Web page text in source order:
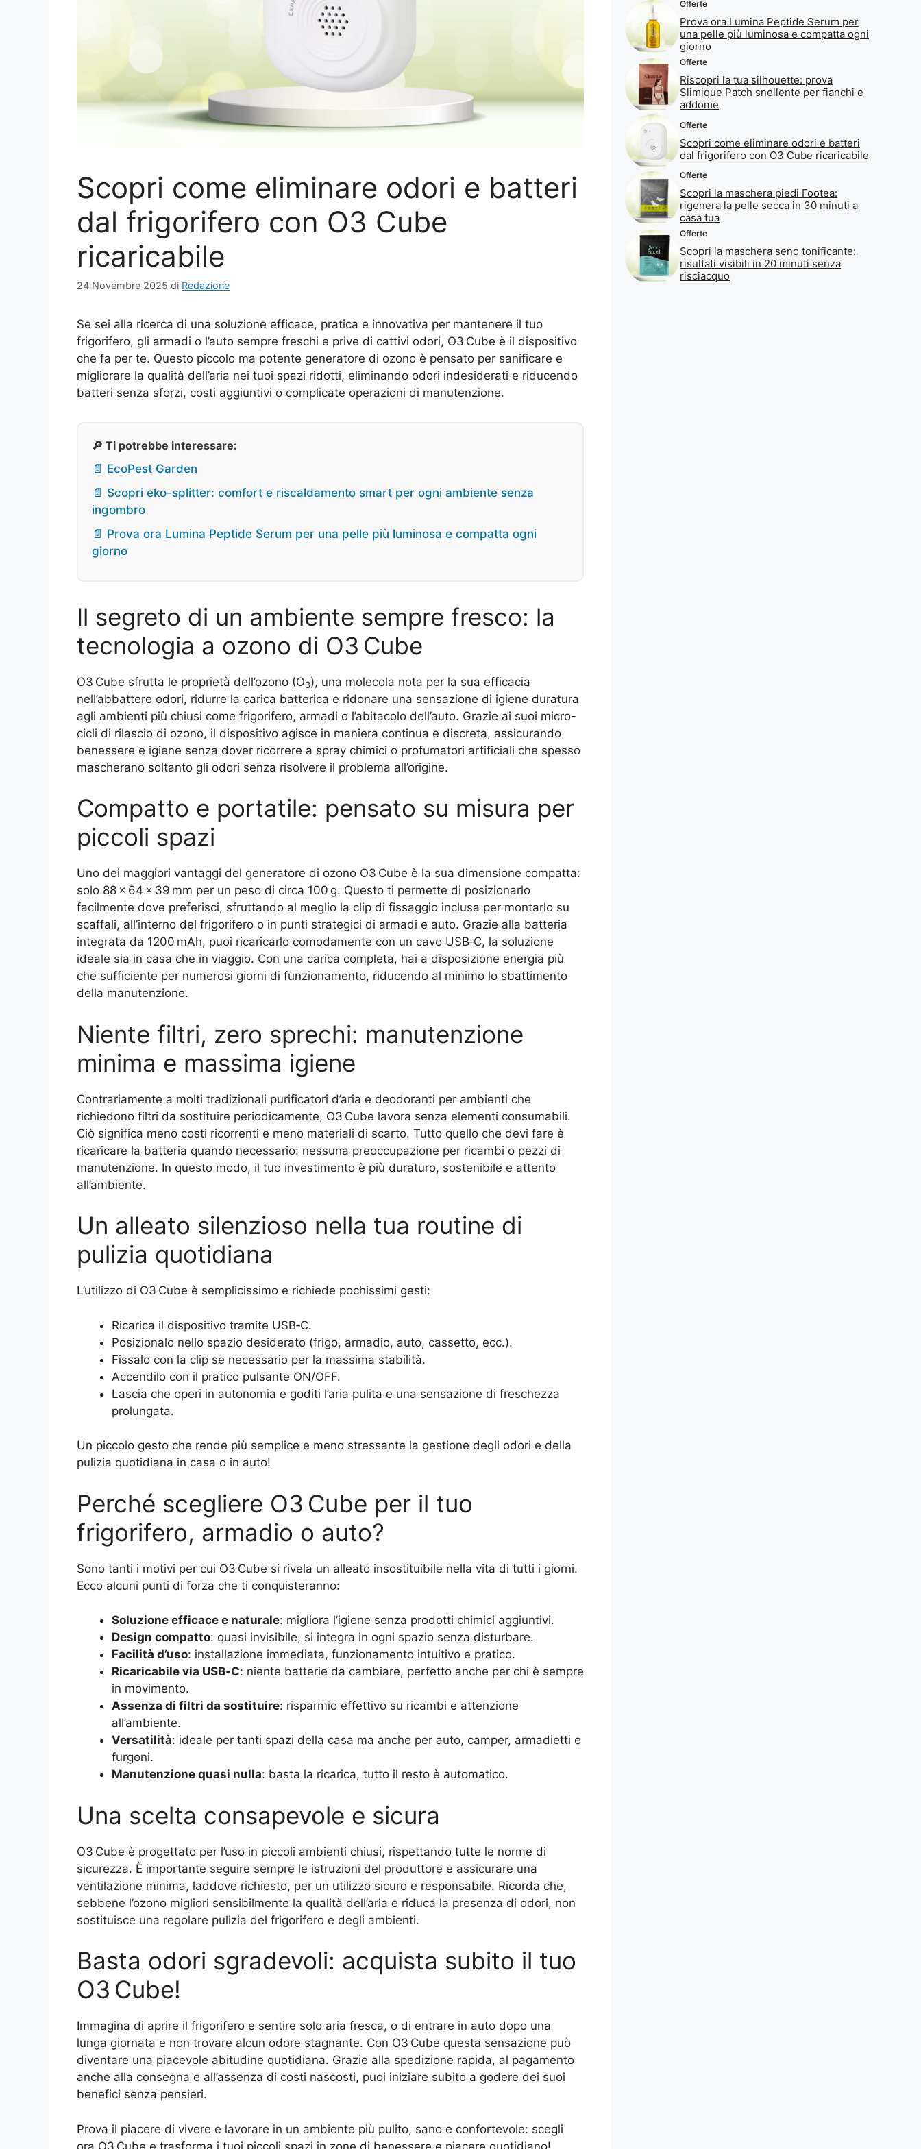
Scopri come eliminare odori e batteri
dal frigorifero con O3 Cube
ricaricabile
24 Novembre 2025 di Redazione
Se sei alla ricerca di una soluzione efficace, pratica e innovativa per mantenere il tuo
frigorifero, gli armadi o l’auto sempre freschi e prive di cattivi odori, O3 Cube è il dispositivo
che fa per te. Questo piccolo ma potente generatore di ozono è pensato per sanificare e
migliorare la qualità dell’aria nei tuoi spazi ridotti, eliminando odori indesiderati e riducendo
batteri senza sforzi, costi aggiuntivi o complicate operazioni di manutenzione.
🔎 Ti potrebbe interessare:
📄 EcoPest Garden
📄 Scopri eko-splitter: comfort e riscaldamento smart per ogni ambiente senza
ingombro
📄 Prova ora Lumina Peptide Serum per una pelle più luminosa e compatta ogni
giorno
Il segreto di un ambiente sempre fresco: la
tecnologia a ozono di O3 Cube
O3 Cube sfrutta le proprietà dell’ozono (O3), una molecola nota per la sua efficacia
nell’abbattere odori, ridurre la carica batterica e ridonare una sensazione di igiene duratura
agli ambienti più chiusi come frigorifero, armadi o l’abitacolo dell’auto. Grazie ai suoi micro-
cicli di rilascio di ozono, il dispositivo agisce in maniera continua e discreta, assicurando
benessere e igiene senza dover ricorrere a spray chimici o profumatori artificiali che spesso
mascherano soltanto gli odori senza risolvere il problema all’origine.
Compatto e portatile: pensato su misura per
piccoli spazi
Uno dei maggiori vantaggi del generatore di ozono O3 Cube è la sua dimensione compatta:
solo 88 × 64 × 39 mm per un peso di circa 100 g. Questo ti permette di posizionarlo
facilmente dove preferisci, sfruttando al meglio la clip di fissaggio inclusa per montarlo su
scaffali, all’interno del frigorifero o in punti strategici di armadi e auto. Grazie alla batteria
integrata da 1200 mAh, puoi ricaricarlo comodamente con un cavo USB‑C, la soluzione
ideale sia in casa che in viaggio. Con una carica completa, hai a disposizione energia più
che sufficiente per numerosi giorni di funzionamento, riducendo al minimo lo sbattimento
della manutenzione.
Niente filtri, zero sprechi: manutenzione
minima e massima igiene
Contrariamente a molti tradizionali purificatori d’aria e deodoranti per ambienti che
richiedono filtri da sostituire periodicamente, O3 Cube lavora senza elementi consumabili.
Ciò significa meno costi ricorrenti e meno materiali di scarto. Tutto quello che devi fare è
ricaricare la batteria quando necessario: nessuna preoccupazione per ricambi o pezzi di
manutenzione. In questo modo, il tuo investimento è più duraturo, sostenibile e attento
all’ambiente.
Un alleato silenzioso nella tua routine di
pulizia quotidiana
L’utilizzo di O3 Cube è semplicissimo e richiede pochissimi gesti:
Ricarica il dispositivo tramite USB‑C.
Posizionalo nello spazio desiderato (frigo, armadio, auto, cassetto, ecc.).
Fissalo con la clip se necessario per la massima stabilità.
Accendilo con il pratico pulsante ON/OFF.
Lascia che operi in autonomia e goditi l’aria pulita e una sensazione di freschezza
prolungata.
Un piccolo gesto che rende più semplice e meno stressante la gestione degli odori e della
pulizia quotidiana in casa o in auto!
Perché scegliere O3 Cube per il tuo
frigorifero, armadio o auto?
Sono tanti i motivi per cui O3 Cube si rivela un alleato insostituibile nella vita di tutti i giorni.
Ecco alcuni punti di forza che ti conquisteranno:
Soluzione efficace e naturale: migliora l’igiene senza prodotti chimici aggiuntivi.
Design compatto: quasi invisibile, si integra in ogni spazio senza disturbare.
Facilità d’uso: installazione immediata, funzionamento intuitivo e pratico.
Ricaricabile via USB‑C: niente batterie da cambiare, perfetto anche per chi è sempre
in movimento.
Assenza di filtri da sostituire: risparmio effettivo su ricambi e attenzione
all’ambiente.
Versatilità: ideale per tanti spazi della casa ma anche per auto, camper, armadietti e
furgoni.
Manutenzione quasi nulla: basta la ricarica, tutto il resto è automatico.
Una scelta consapevole e sicura
O3 Cube è progettato per l’uso in piccoli ambienti chiusi, rispettando tutte le norme di
sicurezza. È importante seguire sempre le istruzioni del produttore e assicurare una
ventilazione minima, laddove richiesto, per un utilizzo sicuro e responsabile. Ricorda che,
sebbene l’ozono migliori sensibilmente la qualità dell’aria e riduca la presenza di odori, non
sostituisce una regolare pulizia del frigorifero e degli ambienti.
Basta odori sgradevoli: acquista subito il tuo
O3 Cube!
Immagina di aprire il frigorifero e sentire solo aria fresca, o di entrare in auto dopo una
lunga giornata e non trovare alcun odore stagnante. Con O3 Cube questa sensazione può
diventare una piacevole abitudine quotidiana. Grazie alla spedizione rapida, al pagamento
anche alla consegna e all’assenza di costi nascosti, puoi iniziare subito a godere dei suoi
benefici senza pensieri.
Prova il piacere di vivere e lavorare in un ambiente più pulito, sano e confortevole: scegli
ora O3 Cube e trasforma i tuoi piccoli spazi in zone di benessere e piacere quotidiano!
Offerte
Prova ora Lumina Peptide Serum per
una pelle più luminosa e compatta ogni
giorno
Offerte
Riscopri la tua silhouette: prova
Slimique Patch snellente per fianchi e
addome
Offerte
Scopri come eliminare odori e batteri
dal frigorifero con O3 Cube ricaricabile
Offerte
Scopri la maschera piedi Footea:
rigenera la pelle secca in 30 minuti a
casa tua
Offerte
Scopri la maschera seno tonificante:
risultati visibili in 20 minuti senza
risciacquo